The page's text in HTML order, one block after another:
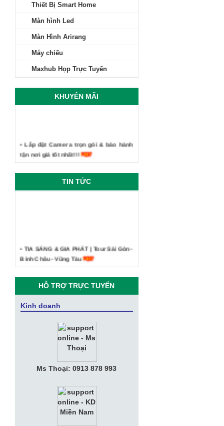
Thiết Bị Smart Home
Màn hình Led
Màn Hình Arirang
Máy chiếu
Maxhub Họp Trực Tuyến
KHUYẾN MÃI
• Lắp đặt Camera trọn gói & bảo hành
tận nơi giá tốt nhất!!!
TIN TỨC
• TIA SÁNG & GIA PHÁT | Tour Sài Gòn -
Bình Châu - Vũng Tàu
Phan Thiết Mũi Né 2019
Vsmart sẽ sản xuất SmartHome,
• VNPT hỗ trợ Cổng thông tin giúp Hà
Nam, Phú Yên phát triển du lịch thông
• Thư Mời Họp Mặt "Kỷ Niệm 10 Năm
Thành Lập Tia Sáng Telecom"
HỖ TRỢ TRỰC TUYẾN
Kinh doanh
Ms Thoại: 0913 878 993